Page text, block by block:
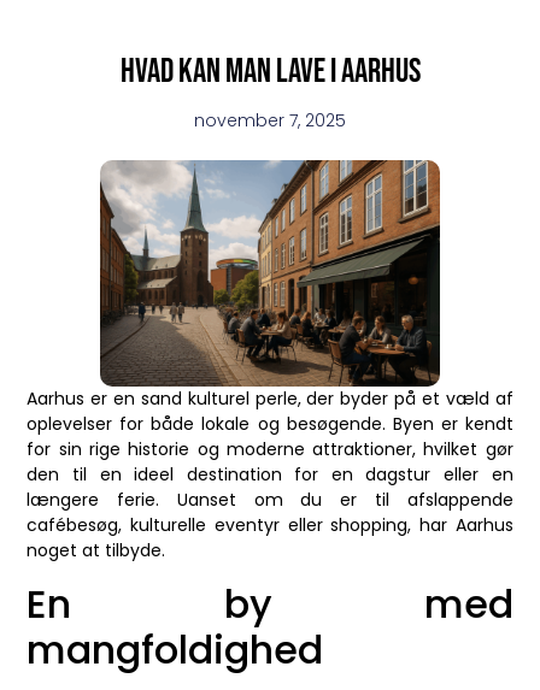
Hvad kan man lave i aarhus
november 7, 2025
Aarhus er en sand kulturel perle, der byder på et væld af
oplevelser for både lokale og besøgende. Byen er kendt
for sin rige historie og moderne attraktioner, hvilket gør
den til en ideel destination for en dagstur eller en
længere ferie. Uanset om du er til afslappende
cafébesøg, kulturelle eventyr eller shopping, har Aarhus
noget at tilbyde.
En by med
mangfoldighed